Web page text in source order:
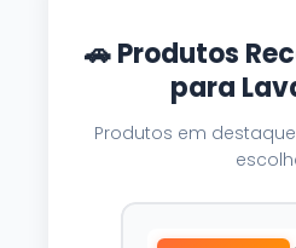
🚗 Produtos
para
Produtos em